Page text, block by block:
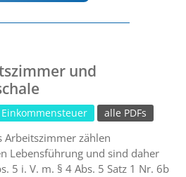
und
Einkommensteuer alle PDFs
Arbeitszimmer zählen
Lebensführung und sind daher
5 i. V. m. § 4 Abs. 5 Satz 1 Nr. 6b